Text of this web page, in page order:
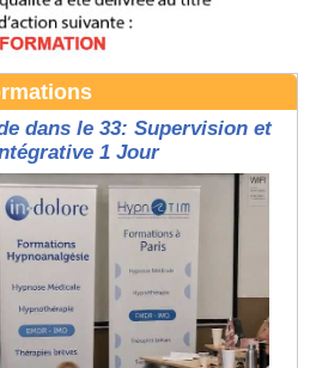
dans le 33: Supervision et
1 Jour